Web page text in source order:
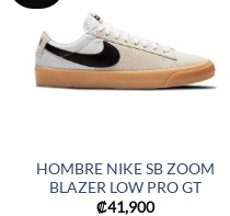
HOMBRE NIKE SB ZOOM
BLAZER LOW PRO GT
₡41,900